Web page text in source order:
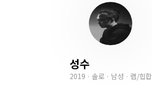
성수
2019 · 솔로 · 남성 · 랩/힙합